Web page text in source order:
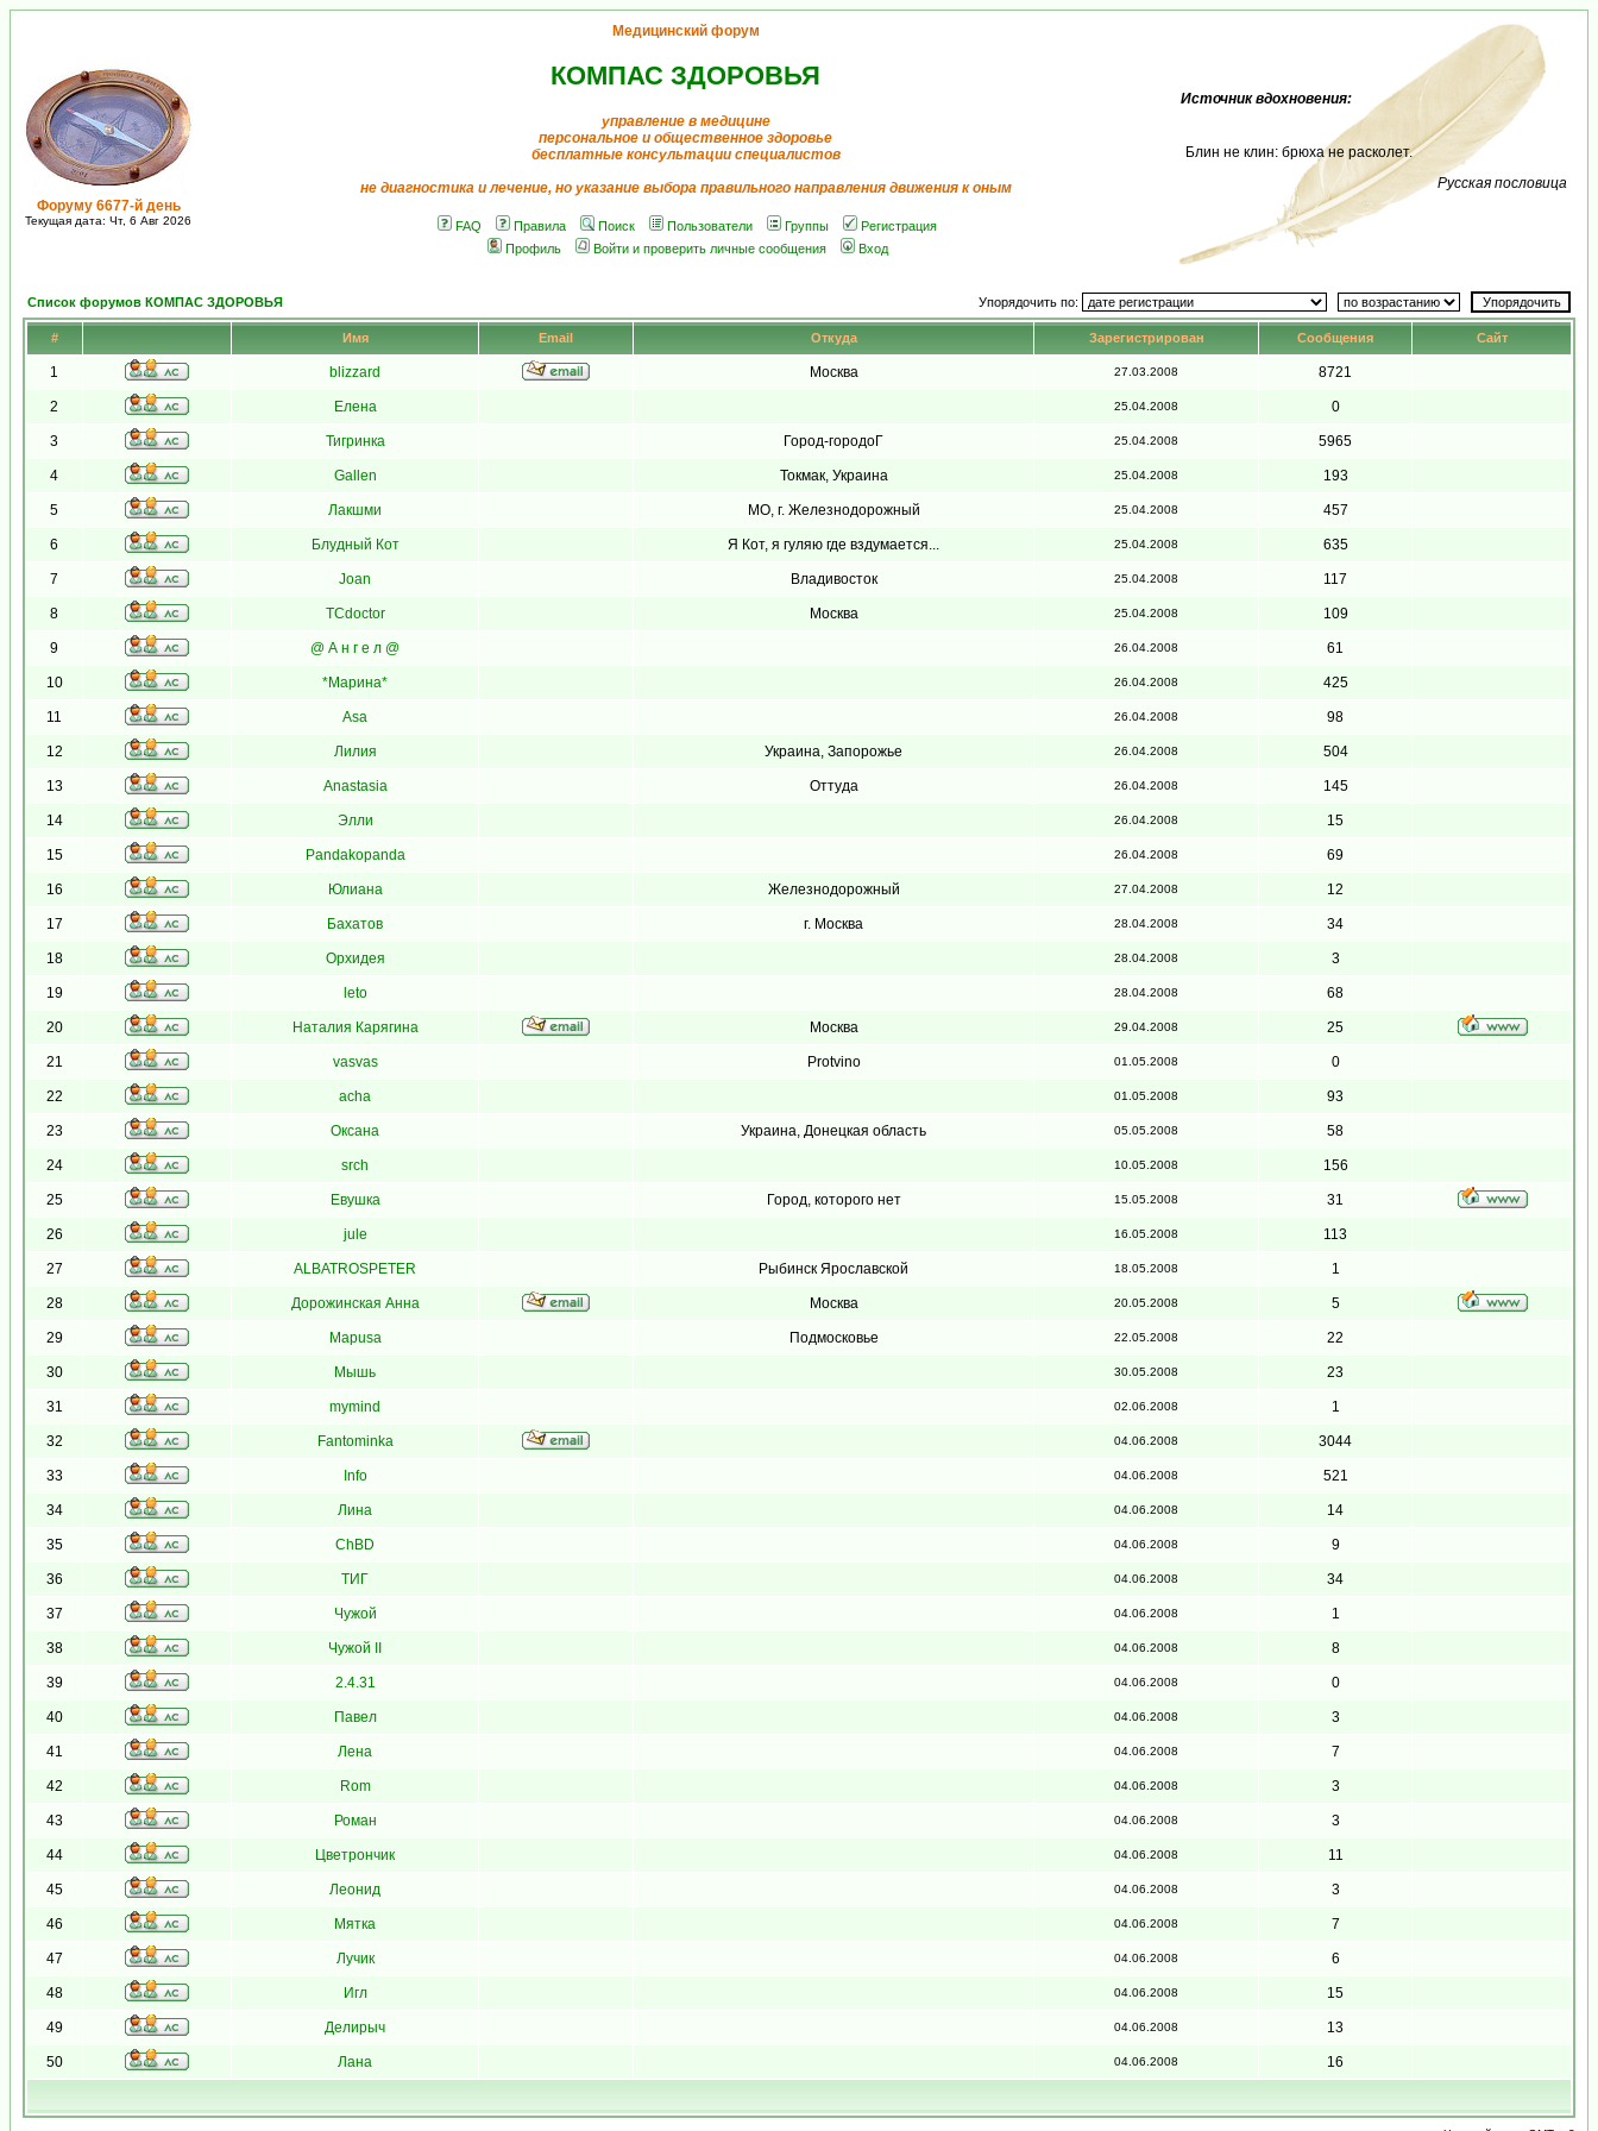
Форуму 6677-й день
Текущая дата: Чт, 6 Авг 2026
Медицинский форум
КОМПАС ЗДОРОВЬЯ
управление в медицине
персональное и общественное здоровье
бесплатные консультации специалистов
не диагностика и лечение, но указание выбора правильного направления движения к оным
FAQ Правила Поиск Пользователи Группы
Регистрация
Профиль
Войти и проверить личные сообщения Вход
Источник вдохновения:
Блин не клин: брюха не расколет.
Русская пословица
Список форумов КОМПАС ЗДОРОВЬЯ Упорядочить по:
# Имя Email Откуда Зарегистрирован Сообщения Сайт
1 blizzard Москва 27.03.2008 8721
2 Елена 25.04.2008 0
3 Тигринка Город-городоГ 25.04.2008 5965
4 Gallen Токмак, Украина 25.04.2008 193
5 Лакшми МО, г. Железнодорожный 25.04.2008 457
6 Блудный Кот Я Кот, я гуляю где вздумается... 25.04.2008 635
7 Joan Владивосток 25.04.2008 117
8 TCdoctor Москва 25.04.2008 109
9 @ А н г е л @ 26.04.2008 61
10 *Марина* 26.04.2008 425
11 Asa 26.04.2008 98
12 Лилия Украина, Запорожье 26.04.2008 504
13 Anastasia Оттуда 26.04.2008 145
14 Элли 26.04.2008 15
15 Pandakopanda 26.04.2008 69
16 Юлиана Железнодорожный 27.04.2008 12
17 Бахатов г. Москва 28.04.2008 34
18 Орхидея 28.04.2008 3
19 leto 28.04.2008 68
20 Наталия Карягина Москва 29.04.2008 25
21 vasvas Protvino 01.05.2008 0
22 acha 01.05.2008 93
23 Оксана Украина, Донецкая область 05.05.2008 58
24 srch 10.05.2008 156
25 Евушка Город, которого нет 15.05.2008 31
26 jule 16.05.2008 113
27 ALBATROSPETER Рыбинск Ярославской 18.05.2008 1
28 Дорожинская Анна Москва 20.05.2008 5
29 Mapusa Подмосковье 22.05.2008 22
30 Мышь 30.05.2008 23
31 mymind 02.06.2008 1
32 Fantominka 04.06.2008 3044
33 Info 04.06.2008 521
34 Лина 04.06.2008 14
35 ChBD 04.06.2008 9
36 ТИГ 04.06.2008 34
37 Чужой 04.06.2008 1
38 Чужой II 04.06.2008 8
39 2.4.31 04.06.2008 0
40 Павел 04.06.2008 3
41 Лена 04.06.2008 7
42 Rom 04.06.2008 3
43 Роман 04.06.2008 3
44 Цветрончик 04.06.2008 11
45 Леонид 04.06.2008 3
46 Мятка 04.06.2008 7
47 Лучик 04.06.2008 6
48 Игл 04.06.2008 15
49 Делирыч 04.06.2008 13
50 Лана 04.06.2008 16